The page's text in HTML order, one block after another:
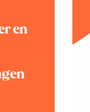
en